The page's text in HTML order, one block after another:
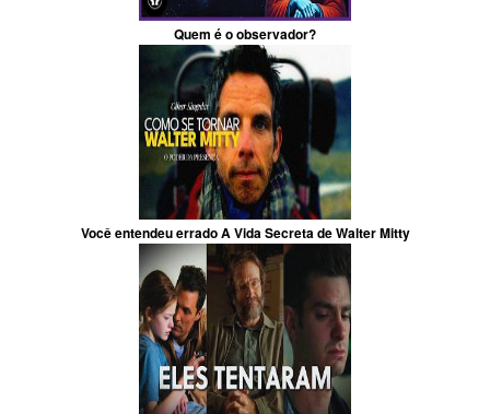
Quem é o observador?
Você entendeu errado A Vida Secreta de Walter Mitty